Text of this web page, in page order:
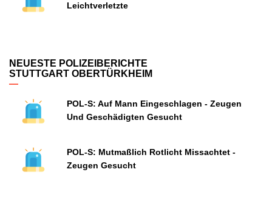
Leichtverletzte
NEUESTE POLIZEIBERICHTE
STUTTGART OBERTÜRKHEIM
POL-S: Auf Mann Eingeschlagen - Zeugen
Und Geschädigten Gesucht
POL-S: Mutmaßlich Rotlicht Missachtet -
Zeugen Gesucht